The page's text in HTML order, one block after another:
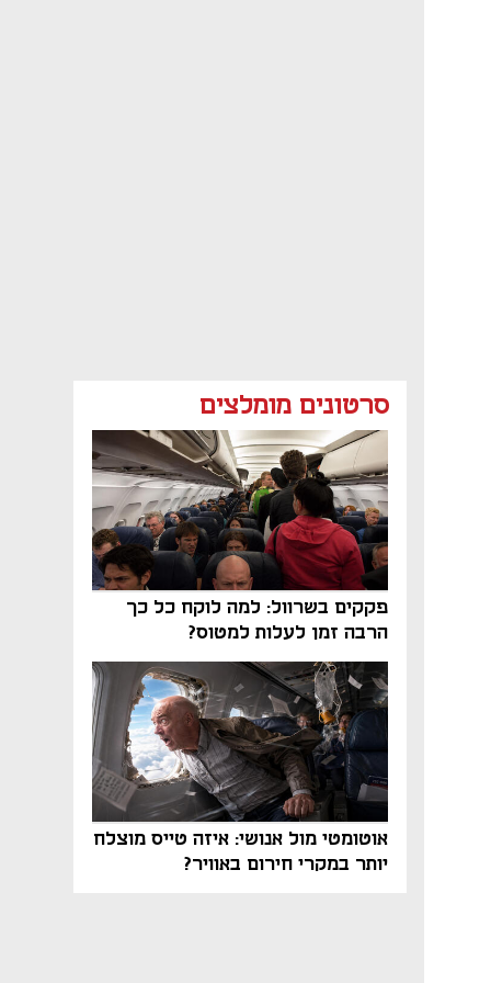
סרטונים מומלצים
פקקים בשרוול: למה לוקח כל כך
הרבה זמן לעלות למטוס?
אוטומטי מול אנושי: איזה טייס מוצלח
יותר במקרי חירום באוויר?